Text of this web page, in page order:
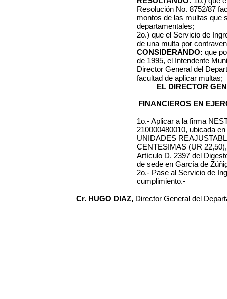
Resolución No. 8752/87
montos de las multas que
departamentales;
2o.) que el Servicio de
de una multa por
CONSIDERANDO: que
de 1995, el Intendente
Director General del
facultad de aplicar multas;
EL DIRECTOR
FINANCIEROS EN
1o.- Aplicar a la firma
210000480010, ubicada en
UNIDADES
CENTESIMAS (UR 22,50)
Artículo D. 2397 del
de sede en García de
2o.- Pase al Servicio de
cumplimiento.-
Cr. HUGO DIAZ, Director General del